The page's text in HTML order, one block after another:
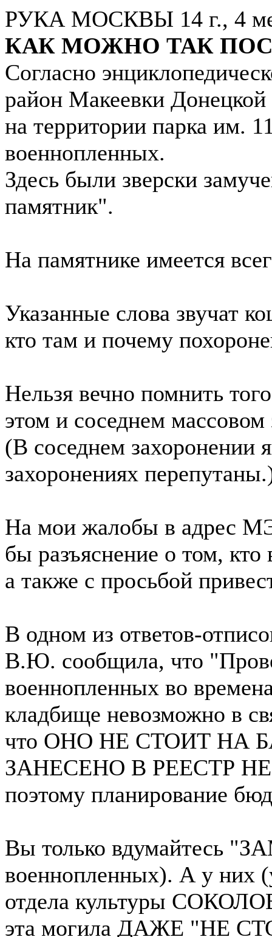
РУКА МОСКВЫ 14 г., 4
КАК МОЖНО ТАК
Согласно
район Макеевки
на территории парка им.
военнопленных.
Здесь были зверски
памятник".
На памятнике имеется
Указанные слова звучат
кто там и почему
Нельзя вечно помнить
этом и соседнем массовом
(В соседнем захоронении
захоронениях
На мои жалобы в адрес
бы разъяснение о том, кто
а также с просьбой
В одном из ответов-
В.Ю. сообщила, что
военнопленных во
кладбище невозможно в
что ОНО НЕ СТОИТ НА
ЗАНЕСЕНО В РЕЕСТР
поэтому планирование
Вы только
военнопленных). А у
отдела культуры
эта могила ДАЖЕ "НЕ